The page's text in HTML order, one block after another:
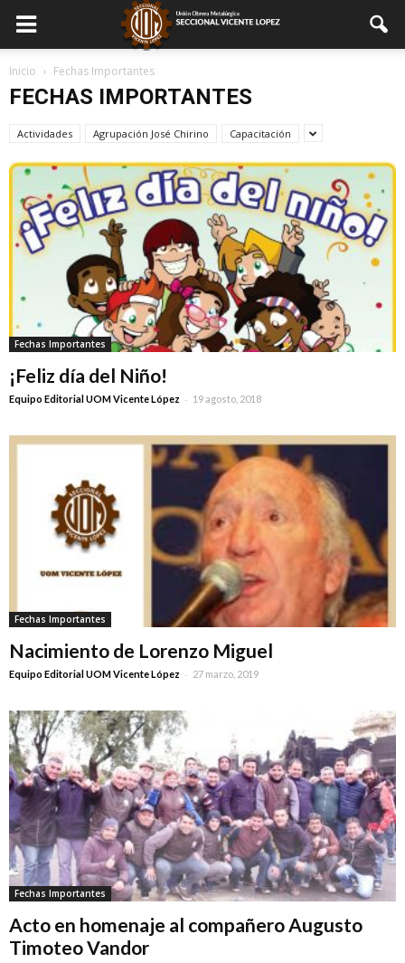
Inicio Fechas Importantes
FECHAS IMPORTANTES
Actividades Agrupación José Chirino Capacitación
Fechas Importantes
¡Feliz día del Niño!
Equipo Editorial UOM Vicente López - 19 agosto, 2018
Fechas Importantes
Nacimiento de Lorenzo Miguel
Equipo Editorial UOM Vicente López - 27 marzo, 2019
Fechas Importantes
Acto en homenaje al compañero Augusto
Timoteo Vandor